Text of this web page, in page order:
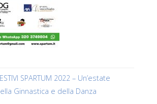
SPARTUM 2022 – Un’estate
Ginnastica e della Danza